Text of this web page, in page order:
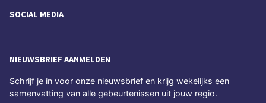
SOCIAL MEDIA
NIEUWSBRIEF AANMELDEN
Schrijf je in voor onze nieuwsbrief en krijg wekelijks een
samenvatting van alle gebeurtenissen uit jouw regio.